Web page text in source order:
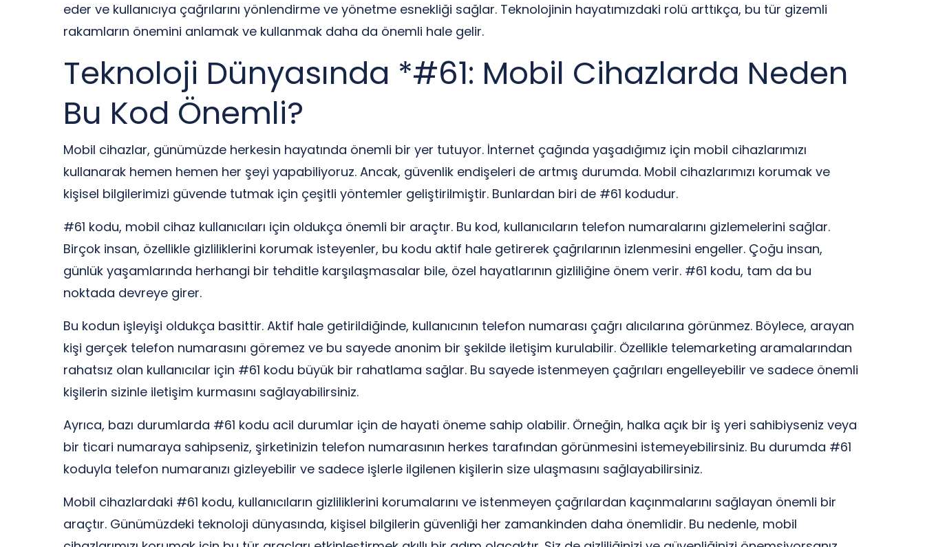
eder ve kullanıcıya çağrılarını yönlendirme ve yönetme esnekliği sağlar. Teknolojinin hayatımızdaki rolü arttıkça, bu tür gizemli
rakamların önemini anlamak ve kullanmak daha da önemli hale gelir.
Teknoloji Dünyasında *#61: Mobil Cihazlarda Neden
Bu Kod Önemli?
Mobil cihazlar, günümüzde herkesin hayatında önemli bir yer tutuyor. İnternet çağında yaşadığımız için mobil cihazlarımızı
kullanarak hemen hemen her şeyi yapabiliyoruz. Ancak, güvenlik endişeleri de artmış durumda. Mobil cihazlarımızı korumak ve
kişisel bilgilerimizi güvende tutmak için çeşitli yöntemler geliştirilmiştir. Bunlardan biri de #61 kodudur.
#61 kodu, mobil cihaz kullanıcıları için oldukça önemli bir araçtır. Bu kod, kullanıcıların telefon numaralarını gizlemelerini sağlar.
Birçok insan, özellikle gizliliklerini korumak isteyenler, bu kodu aktif hale getirerek çağrılarının izlenmesini engeller. Çoğu insan,
günlük yaşamlarında herhangi bir tehditle karşılaşmasalar bile, özel hayatlarının gizliliğine önem verir. #61 kodu, tam da bu
noktada devreye girer.
Bu kodun işleyişi oldukça basittir. Aktif hale getirildiğinde, kullanıcının telefon numarası çağrı alıcılarına görünmez. Böylece, arayan
kişi gerçek telefon numarasını göremez ve bu sayede anonim bir şekilde iletişim kurulabilir. Özellikle telemarketing aramalarından
rahatsız olan kullanıcılar için #61 kodu büyük bir rahatlama sağlar. Bu sayede istenmeyen çağrıları engelleyebilir ve sadece önemli
kişilerin sizinle iletişim kurmasını sağlayabilirsiniz.
Ayrıca, bazı durumlarda #61 kodu acil durumlar için de hayati öneme sahip olabilir. Örneğin, halka açık bir iş yeri sahibiyseniz veya
bir ticari numaraya sahipseniz, şirketinizin telefon numarasının herkes tarafından görünmesini istemeyebilirsiniz. Bu durumda #61
koduyla telefon numaranızı gizleyebilir ve sadece işlerle ilgilenen kişilerin size ulaşmasını sağlayabilirsiniz.
Mobil cihazlardaki #61 kodu, kullanıcıların gizliliklerini korumalarını ve istenmeyen çağrılardan kaçınmalarını sağlayan önemli bir
araçtır. Günümüzdeki teknoloji dünyasında, kişisel bilgilerin güvenliği her zamankinden daha önemlidir. Bu nedenle, mobil